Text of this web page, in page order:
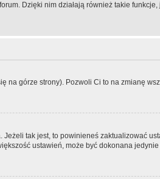
Dzięki nim działają również takie
na górze strony). Pozwoli Ci to na zmianę
tak jest, to powinieneś zaktualizować
ustawień, może być dokonana